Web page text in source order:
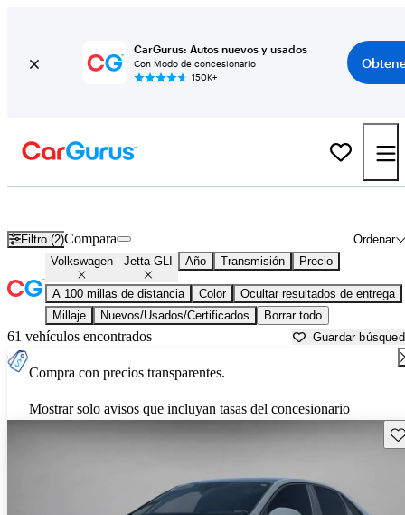
CarGurus: Autos nuevos y usados
Con Modo de concesionario
150K+
Filtro (2) Ordenar
Compara
Volkswagen Jetta GLI Año Transmisión Precio
A 100 millas de distancia Color
Ocultar resultados de entrega
Millaje
Nuevos/Usados/Certificados Borrar todo
61 vehículos encontrados Guardar
Compra con precios transparentes.
Mostrar solo avisos que incluyan tasas del concesionario